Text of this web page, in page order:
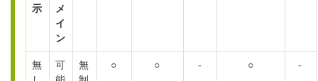
示
メ
イ
ン
無
可
無
○ ○ - ○ -